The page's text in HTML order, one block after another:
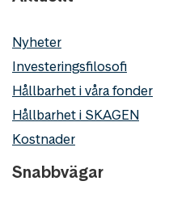
Nyheter
Investeringsfilosofi
Hållbarhet i våra fonder
Hållbarhet i SKAGEN
Kostnader
Snabbvägar